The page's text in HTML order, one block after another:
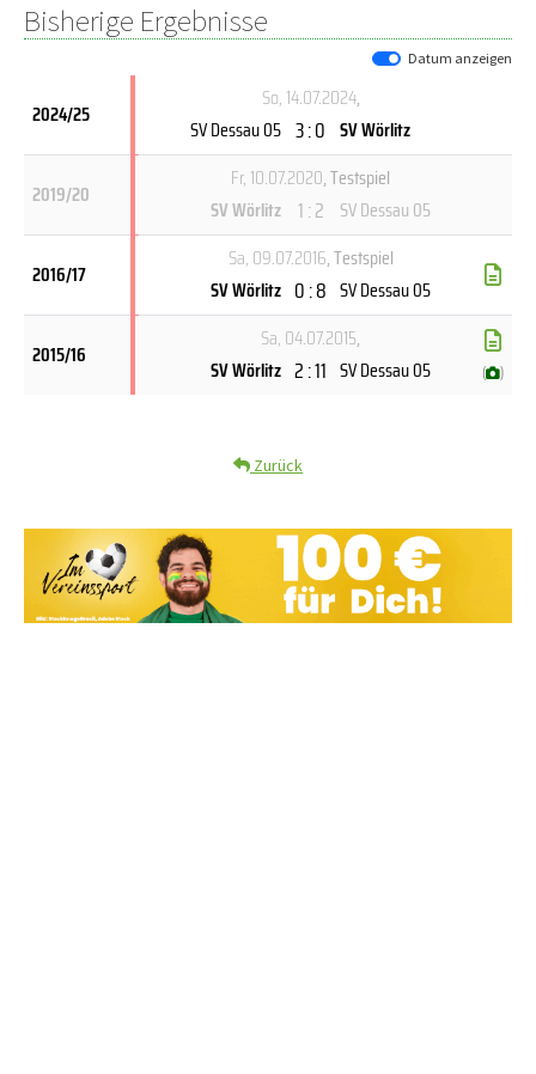
Bisherige Ergebnisse
Datum anzeigen
2024/25
So, 14.07.2024,
SV Dessau 05 3 : 0 SV Wörlitz
2019/20
Fr, 10.07.2020, Testspiel
SV Wörlitz 1 : 2 SV Dessau 05
2016/17
Sa, 09.07.2016, Testspiel
SV Wörlitz 0 : 8 SV Dessau 05
2015/16
Sa, 04.07.2015,
SV Wörlitz 2 : 11 SV Dessau 05 ( )
Zurück